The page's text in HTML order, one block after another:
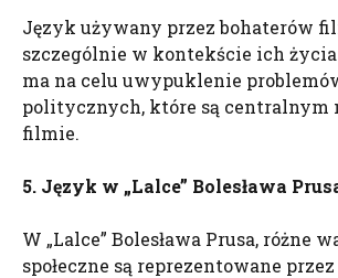
Język używany przez bohaterów
szczególnie w kontekście ich życia
ma na celu uwypuklenie
politycznych, które są centralnym
filmie.
5. Język w „Lalce” Bolesława
W „Lalce” Bolesława Prusa, różne
społeczne są reprezentowane